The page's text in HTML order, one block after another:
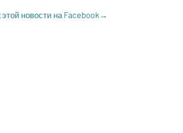
этой ново­сти на Facebook→